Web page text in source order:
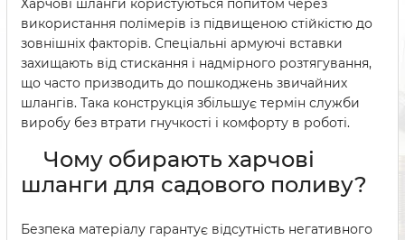
Харчові шланги користуються попитом через
використання полімерів із підвищеною стійкістю до
зовнішніх факторів. Спеціальні армуючі вставки
захищають від стискання і надмірного розтягування,
що часто призводить до пошкоджень звичайних
шлангів. Така конструкція збільшує термін служби
виробу без втрати гнучкості і комфорту в роботі.
Чому обирають харчові
шланги для садового поливу?
Безпека матеріалу гарантує відсутність негативного